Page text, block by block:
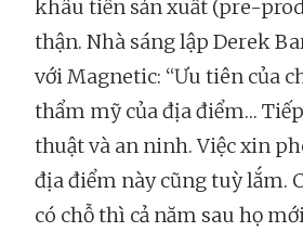
khâu tiền sản xuất (pre-
thận. Nhà sáng lập Derek
với Magnetic: “Ưu tiên của
thẩm mỹ của địa điểm…
thuật và an ninh. Việc xin
địa điểm này cũng tuỳ lắm.
có chỗ thì cả năm sau họ